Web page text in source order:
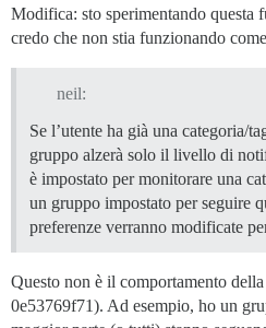
Modifica: sto sperimentando questa
credo che non stia funzionando
neil:
Se l’utente ha già una categoria/
gruppo alzerà solo il livello di
è impostato per monitorare una
un gruppo impostato per seguire
preferenze verranno modificate
Questo non è il comportamento
0e53769f71). Ad esempio, ho un